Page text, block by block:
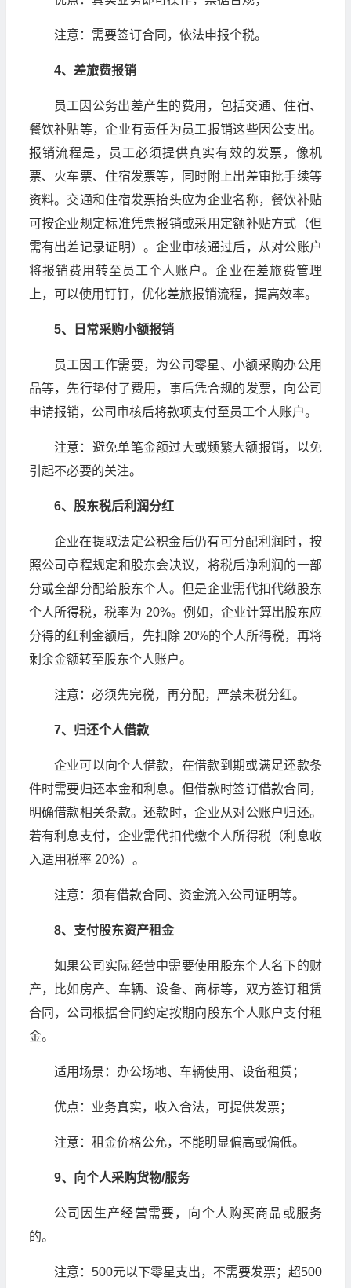
注意：需要签订合同，依法申报个税。
4、差旅费报销
员工因公务出差产生的费用，包括交通、住宿、
餐饮补贴等，企业有责任为员工报销这些因公支出。
报销流程是，员工必须提供真实有效的发票，像机
票、火车票、住宿发票等，同时附上出差审批手续等
资料。交通和住宿发票抬头应为企业名称，餐饮补贴
可按企业规定标准凭票报销或采用定额补贴方式（但
需有出差记录证明）。企业审核通过后，从对公账户
将报销费用转至员工个人账户。企业在差旅费管理
上，可以使用钉钉，优化差旅报销流程，提高效率。
5、日常采购小额报销
员工因工作需要，为公司零星、小额采购办公用
品等，先行垫付了费用，事后凭合规的发票，向公司
申请报销，公司审核后将款项支付至员工个人账户。
注意：避免单笔金额过大或频繁大额报销，以免
引起不必要的关注。
6、股东税后利润分红
企业在提取法定公积金后仍有可分配利润时，按
照公司章程规定和股东会决议，将税后净利润的一部
分或全部分配给股东个人。但是企业需代扣代缴股东
个人所得税，税率为 20%。例如，企业计算出股东应
分得的红利金额后，先扣除 20%的个人所得税，再将
剩余金额转至股东个人账户。
注意：必须先完税，再分配，严禁未税分红。
7、归还个人借款
企业可以向个人借款，在借款到期或满足还款条
件时需要归还本金和利息。但借款时签订借款合同，
明确借款相关条款。还款时，企业从对公账户归还。
若有利息支付，企业需代扣代缴个人所得税（利息收
入适用税率 20%）。
注意：须有借款合同、资金流入公司证明等。
8、支付股东资产租金
如果公司实际经营中需要使用股东个人名下的财
产，比如房产、车辆、设备、商标等，双方签订租赁
合同，公司根据合同约定按期向股东个人账户支付租
金。
适用场景：办公场地、车辆使用、设备租赁；
优点：业务真实，收入合法，可提供发票；
注意：租金价格公允，不能明显偏高或偏低。
9、向个人采购货物/服务
公司因生产经营需要，向个人购买商品或服务
的。
注意：500元以下零星支出，不需要发票；超500